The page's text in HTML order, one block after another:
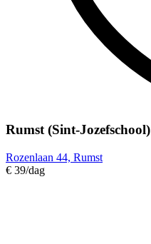
Rumst (Sint-Jozefschool)
Rozenlaan 44, Rumst
€ 39/dag